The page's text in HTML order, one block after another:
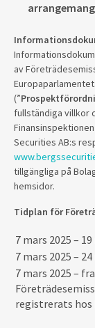
av
(”
fullständiga villkor
Securities AB:s
tillgängliga på
hemsidor.
Tidplan för
7 mars 2025 –
7 mars 2025 –
7 mars 2025 –
registrerats hos